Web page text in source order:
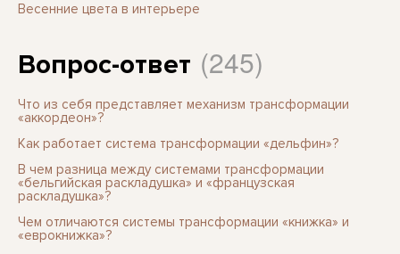
Весенние цвета в интерьере
Вопрос-ответ (245)
Что из себя представляет механизм трансформации
«аккордеон»?
Как работает система трансформации «дельфин»?
В чем разница между системами трансформации
«бельгийская раскладушка» и «французская
раскладушка»?
Чем отличаются системы трансформации «книжка» и
«еврокнижка»?